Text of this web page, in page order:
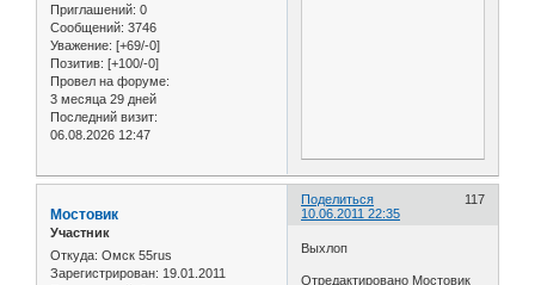
Приглашений: 0
Сообщений: 3746
Уважение: [+69/-0]
Позитив: [+100/-0]
Провел на форуме:
3 месяца 29 дней
Последний визит:
06.08.2026 12:47
Поделиться
117
10.06.2011 22:35
Мостовик
Участник
Откуда: Омск 55rus
Зарегистрирован: 19.01.2011
Выхлоп
Отредактировано Мостовик